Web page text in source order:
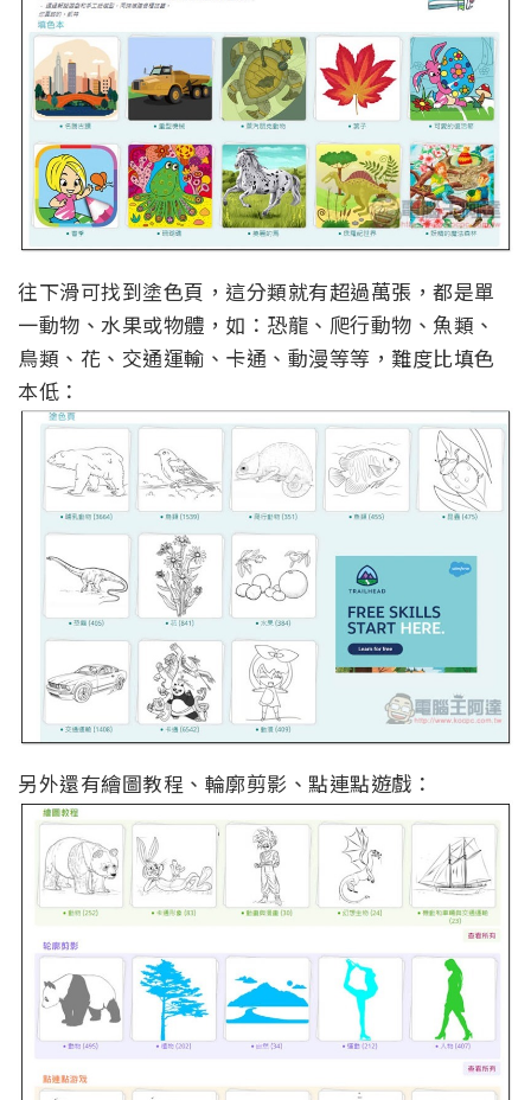
往下滑可找到塗色頁，這分類就有超過萬張，都是單
一動物、水果或物體，如：恐龍、爬行動物、魚類、
鳥類、花、交通運輸、卡通、動漫等等，難度比填色
本低：
另外還有繪圖教程、輪廓剪影、點連點遊戲：